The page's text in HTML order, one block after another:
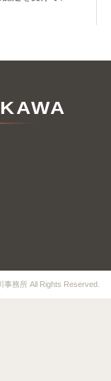
務所 All Rights Reserved.